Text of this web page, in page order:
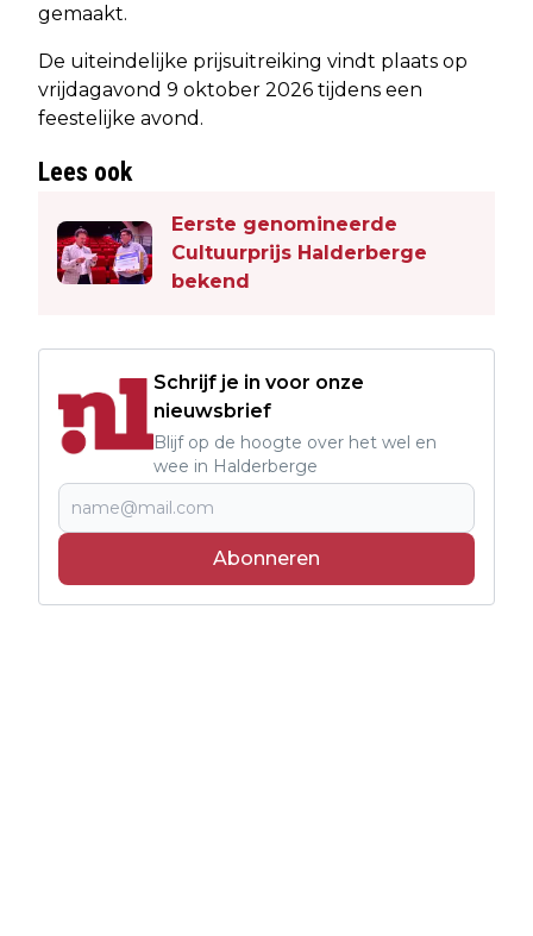
gemaakt.
De uiteindelijke prijsuitreiking vindt plaats op
vrijdagavond 9 oktober 2026 tijdens een
feestelijke avond.
Lees ook
Eerste genomineerde
Cultuurprijs Halderberge
bekend
Schrijf je in voor onze
nieuwsbrief
Blijf op de hoogte over het wel en
wee in Halderberge
Abonneren